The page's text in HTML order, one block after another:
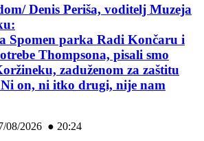
Denis Periša, voditelj Muzeja
Spomen parka Radi Končaru i
Thompsona, pisali smo
zaduženom za zaštitu
on, ni itko drugi, nije nam
08/2026 ● 20:24